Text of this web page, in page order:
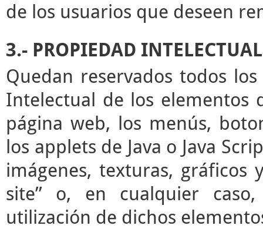
de los usuarios que deseen
3.- PROPIEDAD
Quedan reservados todos
Intelectual de los elementos
página web, los menús,
los applets de Java o Java
imágenes, texturas,
site” o, en cualquier
utilización de dichos